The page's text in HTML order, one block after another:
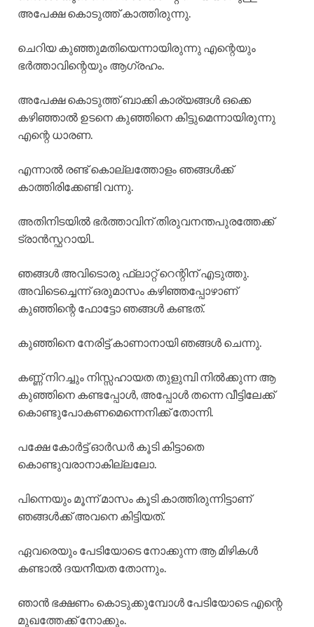
അപേക്ഷ കൊടുത്ത് കാത്തിരുന്നു.
ചെറിയ കുഞ്ഞുമതിയെന്നായിരുന്നു എന്റെയും
ഭർത്താവിന്റെയും ആഗ്രഹം.
അപേക്ഷ കൊടുത്ത് ബാക്കി കാര്യങ്ങൾ ഒക്കെ
കഴിഞ്ഞാൽ ഉടനെ കുഞ്ഞിനെ കിട്ടുമെന്നായിരുന്നു
എന്റെ ധാരണ.
എന്നാൽ രണ്ട് കൊല്ലത്തോളം ഞങ്ങൾക്ക്
കാത്തിരിക്കേണ്ടി വന്നു.
അതിനിടയിൽ ഭർത്താവിന് തിരുവനന്തപുരത്തേക്ക്
ട്രാൻസ്ഫറായി..
ഞങ്ങൾ അവിടൊരു ഫ്ലാറ്റ് റെന്റിന് എടുത്തു.
അവിടെച്ചെന്ന് ഒരുമാസം കഴിഞ്ഞപ്പോഴാണ്
കുഞ്ഞിന്റെ ഫോട്ടോ ഞങ്ങൾ കണ്ടത്.
കുഞ്ഞിനെ നേരിട്ട് കാണാനായി ഞങ്ങൾ ചെന്നു.
കണ്ണ് നിറച്ചും നിസ്സഹായത തുളുമ്പി നിൽക്കുന്ന ആ
കുഞ്ഞിനെ കണ്ടപ്പോൾ, അപ്പോൾ തന്നെ വീട്ടിലേക്ക്
കൊണ്ടുപോകണമെന്നെനിക്ക് തോന്നി.
പക്ഷേ കോർട്ട് ഓർഡർ കൂടി കിട്ടാതെ
കൊണ്ടുവരാനാകില്ലലോ.
പിന്നെയും മൂന്ന് മാസം കൂടി കാത്തിരുന്നിട്ടാണ്
ഞങ്ങൾക്ക് അവനെ കിട്ടിയത്.
ഏവരെയും പേടിയോടെ നോക്കുന്ന ആ മിഴികൾ
കണ്ടാൽ ദയനീയത തോന്നും.
ഞാൻ ഭക്ഷണം കൊടുക്കുമ്പോൾ പേടിയോടെ എന്റെ
മുഖത്തേക്ക് നോക്കും.